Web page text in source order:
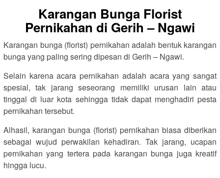
Karangan Bunga Florist
Pernikahan di Gerih – Ngawi
Karangan bunga (florist) pernikahan adalah bentuk karangan
bunga yang paling sering dipesan di Gerih – Ngawi.
Selain karena acara pernikahan adalah acara yang sangat
spesial, tak jarang seseorang memiliki urusan lain atau
tinggal di luar kota sehingga tidak dapat menghadiri pesta
pernikahan tersebut.
Alhasil, karangan bunga (florist) pernikahan biasa diberikan
sebagai wujud perwakilan kehadiran. Tak jarang, ucapan
pernikahan yang tertera pada karangan bunga juga kreatif
hingga lucu.